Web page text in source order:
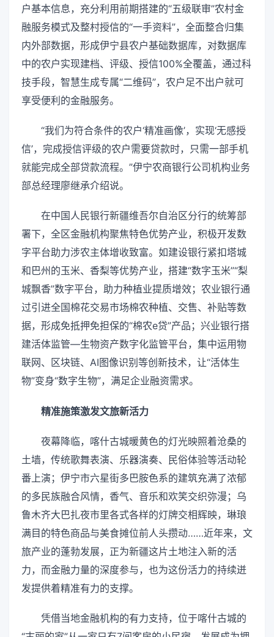
户基本信息，充分利用前期搭建的“五级联审”农村金
融服务模式及整村授信的“一手资料”，全面整合归集
内外部数据，形成伊宁县农户基础数据库，对数据库
中的农户实现建档、评级、授信100%全覆盖，通过科
技手段，智慧生成专属“二维码”，农户足不出户就可
享受便利的金融服务。
“我们为符合条件的农户‘精准画像’，实现‘无感授
信’，完成授信评级的农户需要贷款时，只需一部手机
就能完成全部贷款流程。”伊宁农商银行公司机构业务
部总经理廖继承介绍说。
在中国人民银行新疆维吾尔自治区分行的统筹部
署下，全区金融机构聚焦特色优势产业，积极开发数
字平台助力涉农主体增收致富。如建设银行紧扣塔城
和巴州的玉米、香梨等优势产业，搭建“数字玉米”“梨
城飘香”数字平台，助力种植业提质增效；农业银行通
过引进全国棉花交易市场棉农种植、交售、补贴等数
据，形成免抵押免担保的“棉农e贷”产品；兴业银行搭
建活体监管—生物资产数字化监管平台，集中运用物
联网、区块链、AI图像识别等创新技术，让“活体生
物”变身“数字生物”，满足企业融资需求。
精准施策激发文旅新活力
夜幕降临，喀什古城暖黄色的灯光映照着沧桑的
土墙，传统歌舞表演、乐器演奏、民俗体验等活动轮
番上演；伊宁市六星街多巴胺色系的建筑充满了浓郁
的多民族融合风情，香气、音乐和欢笑交织弥漫；乌
鲁木齐大巴扎夜市里各式各样的灯牌交相辉映，琳琅
满目的特色商品与美食摊位前人头攒动……近年来，文
旅产业的蓬勃发展，正为新疆这片土地注入新的活
力，而金融力量的深度参与，也为这份活力的持续迸
发提供着精准有力的支撑。
凭借当地金融机构的有力支持，位于喀什古城的